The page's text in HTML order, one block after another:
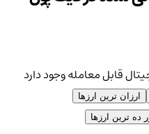
ارزان ترین ارزها
ده ترین ارزها